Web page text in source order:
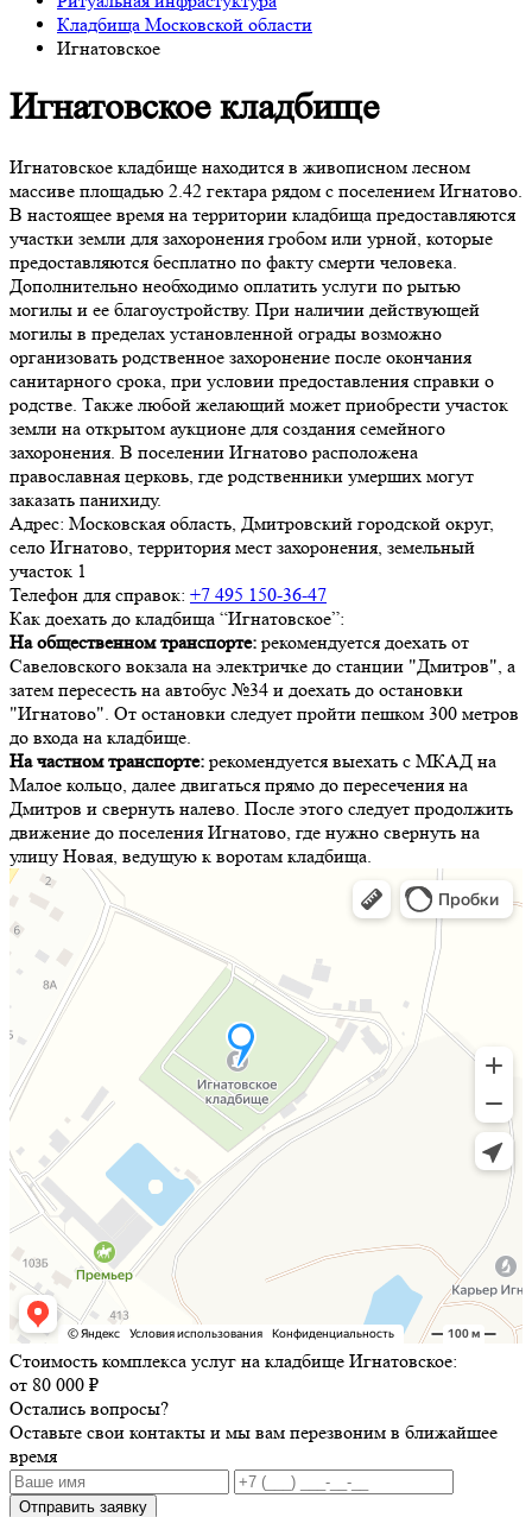
Кладбища Московской области
Игнатовское
Игнатовское кладбище
Игнатовское кладбище находится в живописном лесном
массиве площадью 2.42 гектара рядом с поселением Игнатово.
В настоящее время на территории кладбища предоставляются
участки земли для захоронения гробом или урной, которые
предоставляются бесплатно по факту смерти человека.
Дополнительно необходимо оплатить услуги по рытью
могилы и ее благоустройству. При наличии действующей
могилы в пределах установленной ограды возможно
организовать родственное захоронение после окончания
санитарного срока, при условии предоставления справки о
родстве. Также любой желающий может приобрести участок
земли на открытом аукционе для создания семейного
захоронения. В поселении Игнатово расположена
православная церковь, где родственники умерших могут
заказать панихиду.
Адрес: Московская область, Дмитровский городской округ,
село Игнатово, территория мест захоронения, земельный
участок 1
Телефон для справок: +7 495 150-36-47
Как доехать до кладбища “Игнатовское”:
На общественном транспорте: рекомендуется доехать от
Савеловского вокзала на электричке до станции "Дмитров", а
затем пересесть на автобус №34 и доехать до остановки
"Игнатово". От остановки следует пройти пешком 300 метров
до входа на кладбище.
На частном транспорте: рекомендуется выехать с МКАД на
Малое кольцо, далее двигаться прямо до пересечения на
Дмитров и свернуть налево. После этого следует продолжить
движение до поселения Игнатово, где нужно свернуть на
улицу Новая, ведущую к воротам кладбища.
Стоимость комплекса услуг на кладбище Игнатовское:
от 80 000 ₽
Остались вопросы?
Оставьте свои контакты и мы вам перезвоним в ближайшее
время
Отправить заявку